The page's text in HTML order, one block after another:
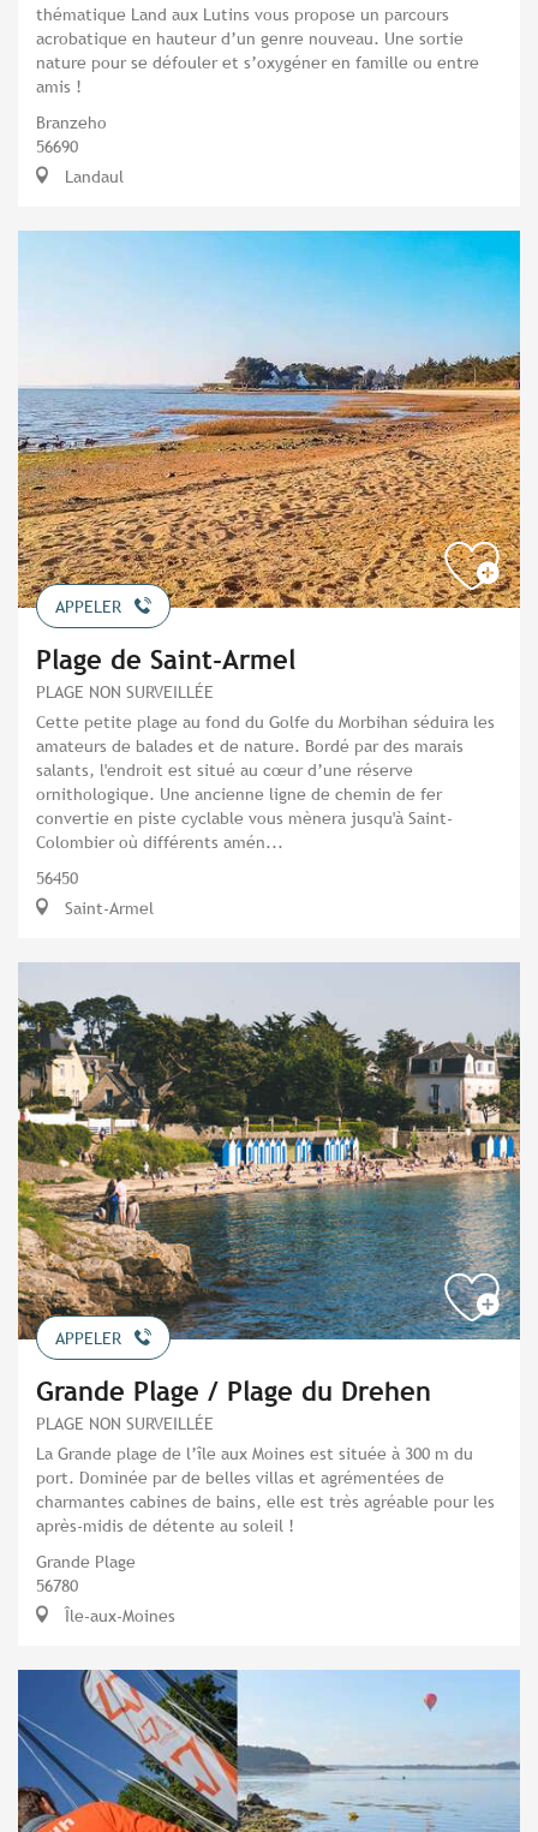
thématique Land aux Lutins vous propose un parcours
acrobatique en hauteur d’un genre nouveau. Une sortie
nature pour se défouler et s’oxygéner en famille ou entre
amis !
Branzeho
56690
Landaul
APPELER
Plage de Saint-Armel
PLAGE NON SURVEILLÉE
Cette petite plage au fond du Golfe du Morbihan séduira les
amateurs de balades et de nature. Bordé par des marais
salants, l'endroit est situé au cœur d’une réserve
ornithologique. Une ancienne ligne de chemin de fer
convertie en piste cyclable vous mènera jusqu'à Saint-
Colombier où différents amén...
56450
Saint-Armel
APPELER
Grande Plage / Plage du Drehen
PLAGE NON SURVEILLÉE
La Grande plage de l’île aux Moines est située à 300 m du
port. Dominée par de belles villas et agrémentées de
charmantes cabines de bains, elle est très agréable pour les
après-midis de détente au soleil !
Grande Plage
56780
Île-aux-Moines